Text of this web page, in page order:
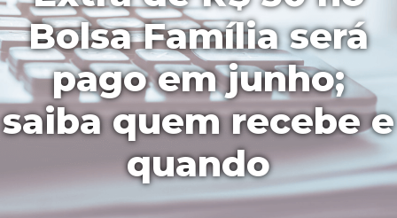
Bolsa Família será
pago em junho;
saiba quem recebe e
quando